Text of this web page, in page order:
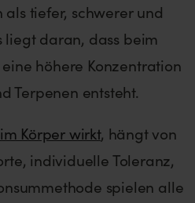
tiefer, schwerer und
daran, dass beim
höhere Konzentration
Terpenen entsteht.
Körper wirkt, hängt von
individuelle Toleranz,
spielen alle